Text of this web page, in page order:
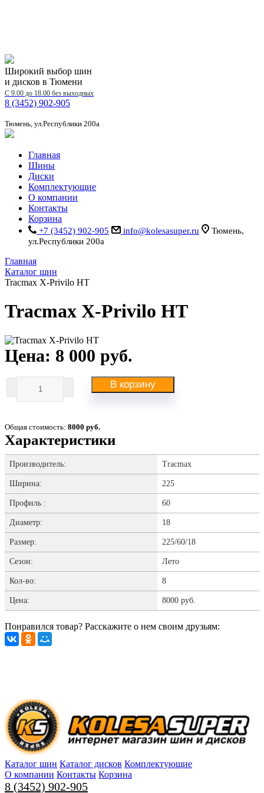
Широкий выбор шин
и дисков в Тюмени
С 9.00 до 18.00 без выходных
8 (3452) 902-905
Тюмень, ул.Республики 200а
Главная
Шины
Диски
Комплектующие
О компании
Контакты
Корзина
+7 (3452) 902-905 info@kolesasuper.ru
Тюмень,
ул.Республики 200а
Главная
Каталог шин
Tracmax X-Privilo HT
Tracmax X-Privilo HT
Цена: 8 000 руб.
В корзину
Общая стоимость: 8000 руб.
Характеристики
Производитель: Tracmax
Ширина: 225
Профиль : 60
Диаметр: 18
Размер: 225/60/18
Сезон: Лето
Кол-во: 8
Цена: 8000 руб.
Понравился товар? Расскажите о нем своим друзьям:
Каталог шин Каталог дисков Комплектующие
О компании Контакты Корзина
8 (3452) 902-905